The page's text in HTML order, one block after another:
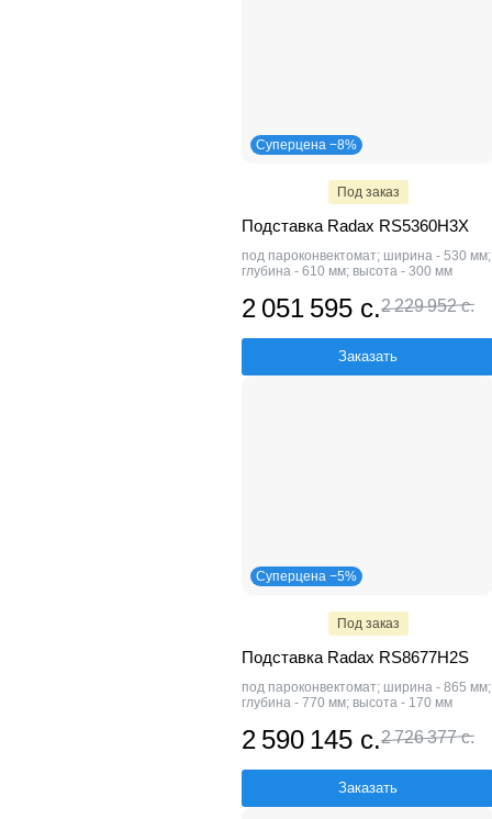
Суперцена −8%
Под заказ
Подставка Radax RS5360H3X
под пароконвектомат; ширина - 530 мм;
глубина - 610 мм; высота - 300 мм
2 051 595 с.2 229 952 с.
Заказать
Суперцена −5%
Под заказ
Подставка Radax RS8677H2S
под пароконвектомат; ширина - 865 мм;
глубина - 770 мм; высота - 170 мм
2 590 145 с.2 726 377 с.
Заказать